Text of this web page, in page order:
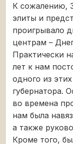
К сожалению,
элиты и
проигрывало
центрам –
Практически
лет к нам
одного из
губернатора.
во времена
нам была
а также
Кроме того,